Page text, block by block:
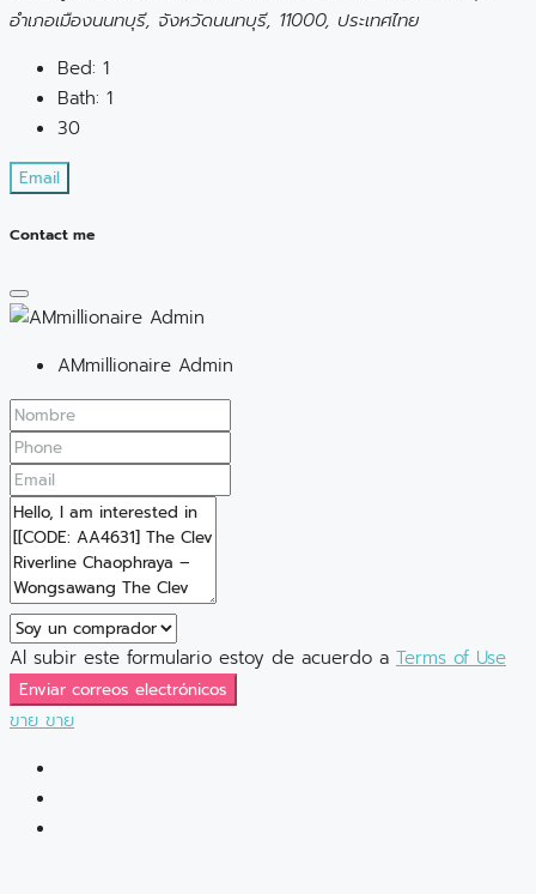
อำเภอเมืองนนทบุรี, จังหวัดนนทบุรี, 11000, ประเทศไทย
Bed: 1
Bath: 1
30
Email
Contact me
AMmillionaire Admin
Al subir este formulario estoy de acuerdo a Terms of Use
Enviar correos electrónicos
ขายขาย